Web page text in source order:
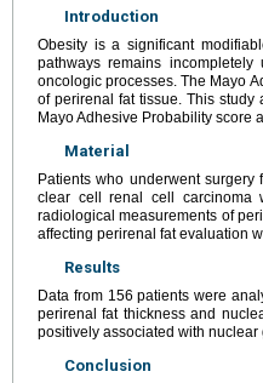
Introduction
Obesity is a significant
pathways remains
oncologic processes. The Mayo
of perirenal fat tissue. This
Mayo Adhesive Probability score
Material
Patients who underwent
clear cell renal cell carcinoma
radiological measurements of
affecting perirenal fat evaluation
Results
Data from 156 patients were
perirenal fat thickness and
positively associated with nuclear
Conclusion